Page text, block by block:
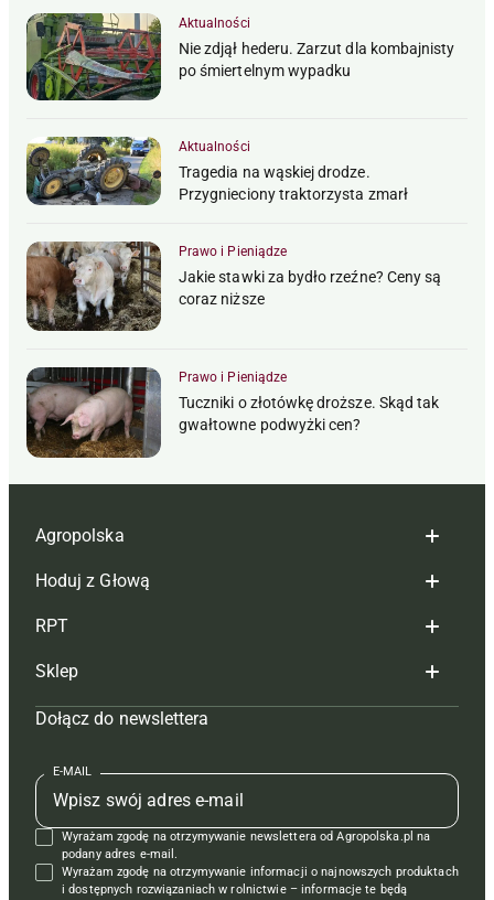
Aktualności
Nie zdjął hederu. Zarzut dla kombajnisty
po śmiertelnym wypadku
Aktualności
Tragedia na wąskiej drodze.
Przygnieciony traktorzysta zmarł
Prawo i Pieniądze
Jakie stawki za bydło rzeźne? Ceny są
coraz niższe
Prawo i Pieniądze
Tuczniki o złotówkę droższe. Skąd tak
gwałtowne podwyżki cen?
Agropolska
Redakcja
Reklama
Tagi
Mapa serwisu
Kontakt
Regulamin
Polityka prywatności
Hoduj z Głową
Hoduj z głową bydło
Hoduj z głową świnie
Prenumerata
Redakcja
Kontakt
Reklama
RPT
Redakcja
Prenumerata
Reklama
Kontakt
Krzyżówki
Sklep
Czasopisma i prenumerata
Książki
Regulamin
Dołącz do newslettera
E-MAIL
Wyrażam zgodę na otrzymywanie newslettera od Agropolska.pl na
podany adres e-mail.
Wyrażam zgodę na otrzymywanie informacji o najnowszych produktach
i dostępnych rozwiązaniach w rolnictwie – informacje te będą